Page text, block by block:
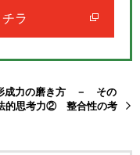
ラ
成力の磨き方 － その
思考力② 整合性の考